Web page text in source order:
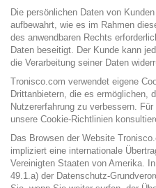
Die persönlichen Daten von
aufbewahrt, wie es im Rahmen
des anwendbaren Rechts
Daten beseitigt. Der Kunde kann
die Verarbeitung seiner Daten
Tronisco.com verwendet eigene
Drittanbietern, die es ermöglichen,
Nutzererfahrung zu verbessern.
unsere Cookie-Richtlinien
Das Browsen der Website
impliziert eine internationale
Vereinigten Staaten von Amerika.
49.1.a) der Datenschutz-